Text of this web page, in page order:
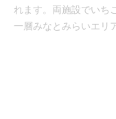
れます。両施設でいち
一層みなとみらいエリ